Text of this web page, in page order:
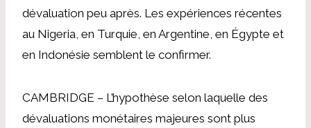
dévaluation peu après. Les expériences récentes
au Nigeria, en Turquie, en Argentine, en Égypte et
en Indonésie semblent le confirmer.
CAMBRIDGE – L’hypothèse selon laquelle des
dévaluations monétaires majeures sont plus